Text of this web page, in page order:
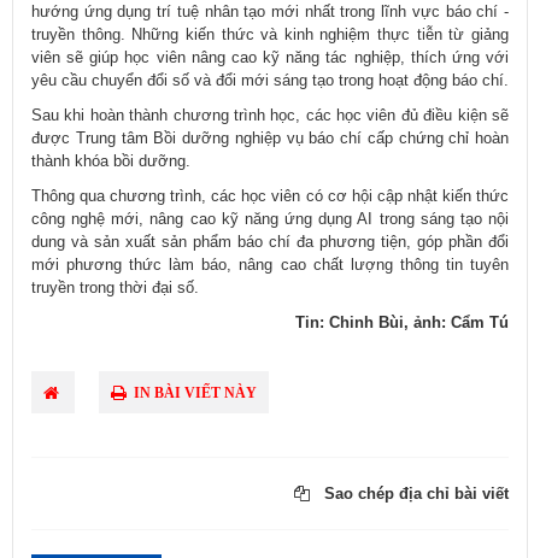
hướng ứng dụng trí tuệ nhân tạo mới nhất trong lĩnh vực báo chí -
truyền thông. Những kiến thức và kinh nghiệm thực tiễn từ giảng
viên sẽ giúp học viên nâng cao kỹ năng tác nghiệp, thích ứng với
yêu cầu chuyển đổi số và đổi mới sáng tạo trong hoạt động báo chí.
Sau khi hoàn thành chương trình học, các học viên đủ điều kiện sẽ
được Trung tâm Bồi dưỡng nghiệp vụ báo chí cấp chứng chỉ hoàn
thành khóa bồi dưỡng.
Thông qua chương trình, các học viên có cơ hội cập nhật kiến thức
công nghệ mới, nâng cao kỹ năng ứng dụng AI trong sáng tạo nội
dung và sản xuất sản phẩm báo chí đa phương tiện, góp phần đổi
mới phương thức làm báo, nâng cao chất lượng thông tin tuyên
truyền trong thời đại số.
Tin: Chinh Bùi, ảnh: Cẩm Tú
IN BÀI VIẾT NÀY
Sao chép địa chỉ bài viết